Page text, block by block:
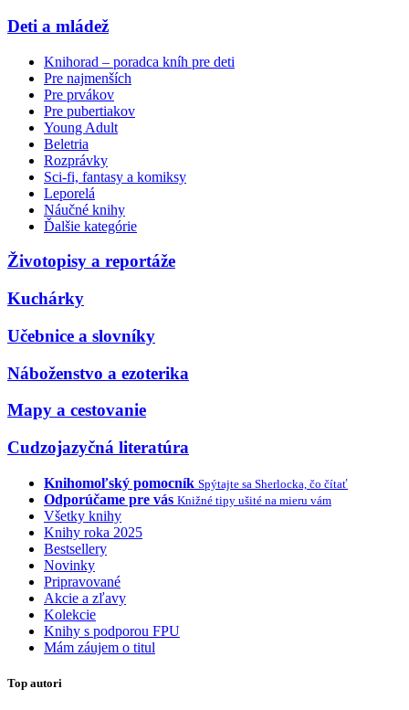
Deti a mládež
Knihorad – poradca kníh pre deti
Pre najmenších
Pre prvákov
Pre pubertiakov
Young Adult
Beletria
Rozprávky
Sci-fi, fantasy a komiksy
Leporelá
Náučné knihy
Ďalšie kategórie
Životopisy a reportáže
Kuchárky
Učebnice a slovníky
Náboženstvo a ezoterika
Mapy a cestovanie
Cudzojazyčná literatúra
Knihomoľský pomocník Spýtajte sa Sherlocka, čo čítať
Odporúčame pre vás Knižné tipy ušité na mieru vám
Všetky knihy
Knihy roka 2025
Bestsellery
Novinky
Pripravované
Akcie a zľavy
Kolekcie
Knihy s podporou FPU
Mám záujem o titul
Top autori